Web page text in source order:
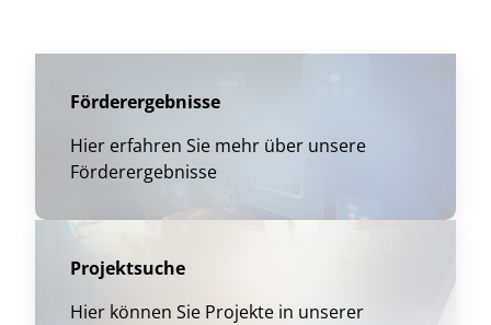
Förderergebnisse
Hier erfahren Sie mehr über unsere
Förderergebnisse
Projektsuche
Hier können Sie Projekte in unserer